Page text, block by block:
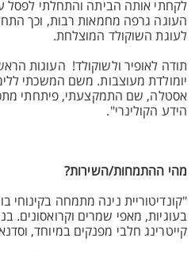
לקחתי אותה הביתה והתחלתי לפסל
העוגה גרפה מחמאות רבות, וכך
לעוגת השוקולד המוצלחת.
תודה לאופיר ולשוקולד! העוגות
יומולדת מעוצבות. משם המשכתי
אסטלה, שם התמקצעתי, פיתחתי
הידע הקולינרי".
מהי ההתמחות/השירות?
"קונדיטוריית נינה מתמחה בקינוחי
בעוגיות, מאפי שמרים וקרואסונים.
קייטרינג חלבי מפנקים במיוחד,